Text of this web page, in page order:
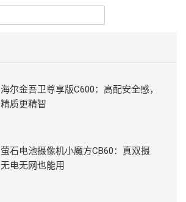
海尔金吾卫尊享版C600：高配安全感，
精质更精智
萤石电池摄像机小魔方CB60：真双摄
无电无网也能用